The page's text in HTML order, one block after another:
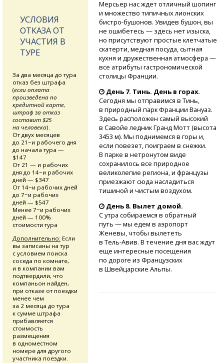
Мерсьер нас ждет отличный шопинг
и множество типичных лионских
бистро-бушонов. Увидев бушон, вы
не ошибетесь — здесь нет изыска,
но присутствуют простые клетчатые
скатерти, медная посуда, сытная
кухня и дружественная атмосфера —
все атрибуты гастрономической
столицы Франции.
День 7. Тинь. День в горах.
Сегодня мы отправимся в Тинь,
в природный парк Франции Вануаз.
Здесь расположен самый высокий
в Савойе ледник Гранд Мотт (высота
3453 м). Мы поднимемся в горы и,
если повезет, поиграем в снежки.
В парке в нетронутом виде
сохранилось все природное
великолепие региона, и французы
приезжают сюда насладиться
тишиной и чистым воздухом.
День 8. Вылет домой.
С утра собираемся в обратный
путь — мы едем в аэропорт
Женевы, чтобы вылететь
в Тель-Авив. В течение дня вас ждут
еще интересные посещения
по дороге из Французских
в Швейцарские Альпы.
УСЛОВИЯ
ОТКАЗА ОТ
УЧАСТИЯ В
ТУРЕ
За два месяца до тура
отказ без штрафа
(если оплата
произведена по
кредитной карте,
штраф за отказ
составит $25
на человека).
От двух месяцев
до 21−и рабочего дня
до начала тура —
$147
От 21 — и рабочих
дня до 14−и рабочих
дней — $347
От 14−и рабочих дней
до 7−и рабочих
дней — $547
Менее 7−и рабочих
дней — 100%
стоимости тура
Дополнительно: Если
вы записаны на тур
с условием поиска
соседа по комнате,
и в компании вам
подтвердили, что
компаньон найден,
при отказе от поездки
менее чем
за 2 месяца до тура
к сумме штрафа
прибавляется
стоимость
размещения
в одноместном
номере для другого
участника поездки.